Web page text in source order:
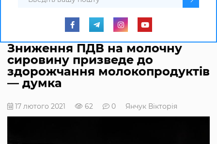
Зниження ПДВ на молочну
сировину призведе до
здорожчання молокопродуктів
— думка
17 лютого 2021 62 0 Янчук Вікторія